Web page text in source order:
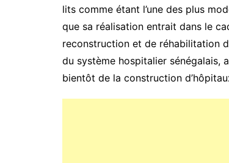
lits comme étant l’une des plus
que sa réalisation entrait dans le
reconstruction et de réhabilitation
du système hospitalier sénégalais,
bientôt de la construction